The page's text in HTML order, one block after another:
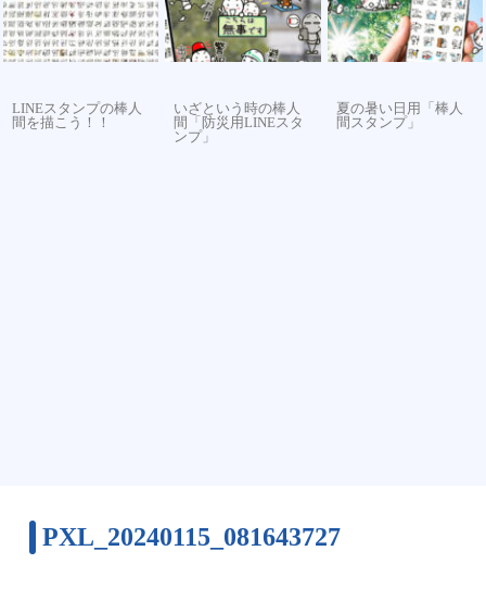
LINEスタンプの棒人
間を描こう！！
いざという時の棒人
間「防災用LINEスタ
ンプ」
夏の暑い日用「棒人
間スタンプ」
PXL_20240115_081643727